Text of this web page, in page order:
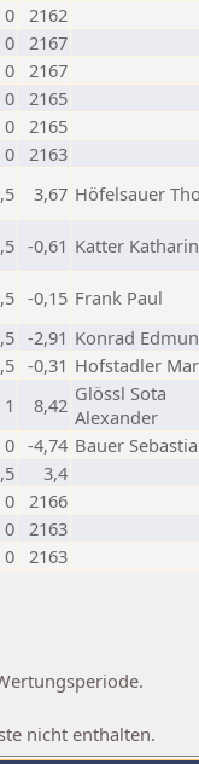
0 2162
0 2167
0 2167
0 2165
0 2165
0 2163
3,67 Höfelsauer
-0,61 Katter
-0,15 Frank Paul
-2,91 Konrad
-0,31 Hofstadler
1 8,42 Glössl Sota
Alexander
0 -4,74 Bauer
3,4
0 2166
0 2163
0 2163
nicht enthalten.